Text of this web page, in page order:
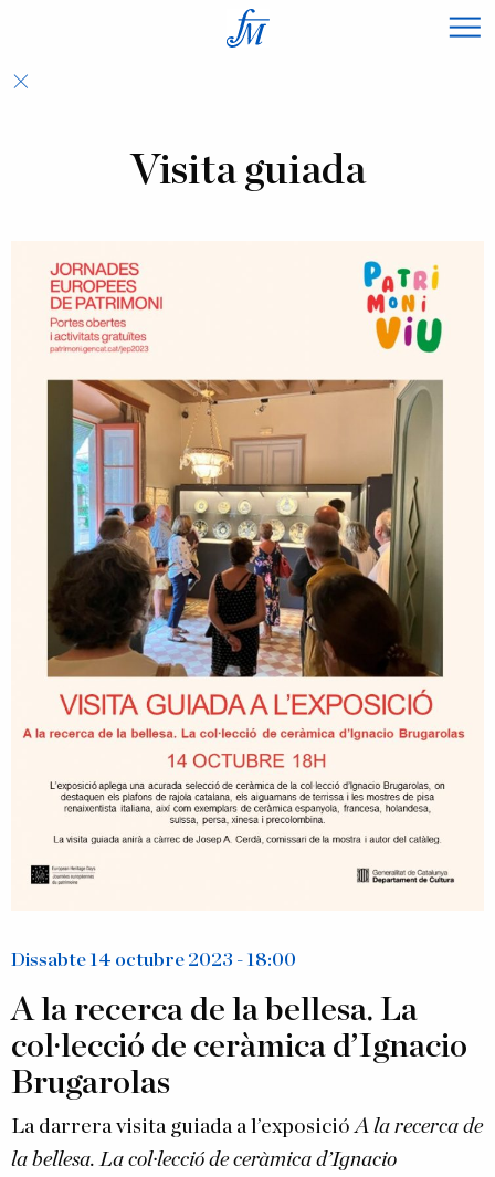
×
Visita guiada
Dissabte 14 octubre 2023 - 18:00
A la recerca de la bellesa. La
col·lecció de ceràmica d’Ignacio
Brugarolas
La darrera visita guiada a l’exposicióA la recerca de
la bellesa. La col·lecció de ceràmica d’Ignacio